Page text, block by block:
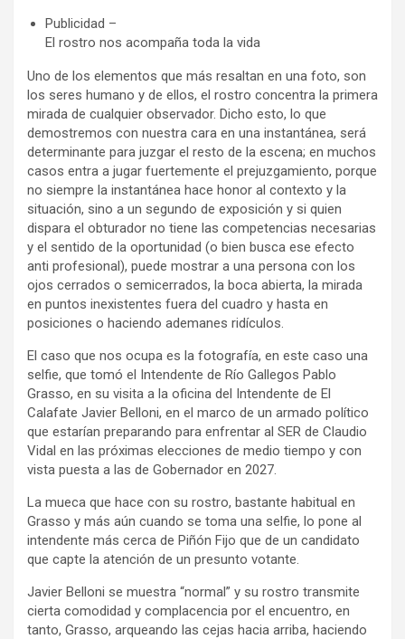
Publicidad –
El rostro nos acompaña toda la vida
Uno de los elementos que más resaltan en una foto, son
los seres humano y de ellos, el rostro concentra la primera
mirada de cualquier observador. Dicho esto, lo que
demostremos con nuestra cara en una instantánea, será
determinante para juzgar el resto de la escena; en muchos
casos entra a jugar fuertemente el prejuzgamiento, porque
no siempre la instantánea hace honor al contexto y la
situación, sino a un segundo de exposición y si quien
dispara el obturador no tiene las competencias necesarias
y el sentido de la oportunidad (o bien busca ese efecto
anti profesional), puede mostrar a una persona con los
ojos cerrados o semicerrados, la boca abierta, la mirada
en puntos inexistentes fuera del cuadro y hasta en
posiciones o haciendo ademanes ridículos.
El caso que nos ocupa es la fotografía, en este caso una
selfie, que tomó el Intendente de Río Gallegos Pablo
Grasso, en su visita a la oficina del Intendente de El
Calafate Javier Belloni, en el marco de un armado político
que estarían preparando para enfrentar al SER de Claudio
Vidal en las próximas elecciones de medio tiempo y con
vista puesta a las de Gobernador en 2027.
La mueca que hace con su rostro, bastante habitual en
Grasso y más aún cuando se toma una selfie, lo pone al
intendente más cerca de Piñón Fijo que de un candidato
que capte la atención de un presunto votante.
Javier Belloni se muestra “normal” y su rostro transmite
cierta comodidad y complacencia por el encuentro, en
tanto, Grasso, arqueando las cejas hacia arriba, haciendo